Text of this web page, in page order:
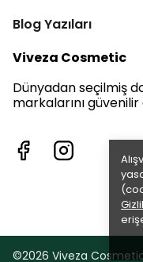
Blog Yazıları
Viveza Cosmetic
Dünyadan seçilmiş
markalarını
©2026 Viveza Cosmetic